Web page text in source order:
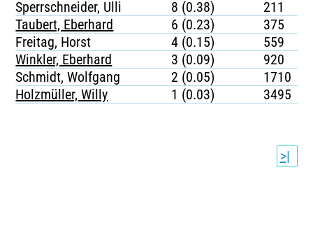
Sperrschneider, Ulli
8 (0.38)
211
Taubert, Eberhard
6 (0.23)
375
Freitag, Horst
4 (0.15)
559
Winkler, Eberhard
3 (0.09)
920
Schmidt, Wolfgang
2 (0.05)
1710
Holzmüller, Willy
1 (0.03) 3495
>|